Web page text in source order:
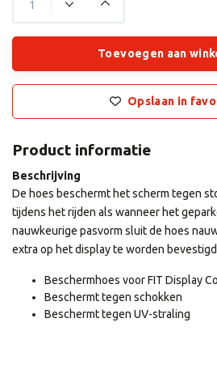
Toevoegen aan
Opslaan in
Product informatie
Beschrijving
De hoes beschermt het scherm tegen
tijdens het rijden als wanneer het
nauwkeurige pasvorm sluit de hoes
extra op het display te worden
Beschermhoes voor FIT Display
Beschermt tegen schokken
Beschermt tegen UV-straling